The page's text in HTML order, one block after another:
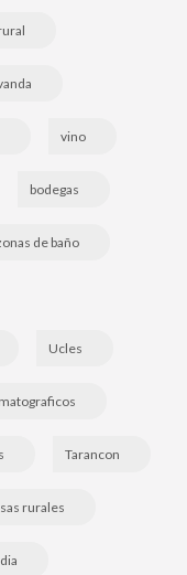
vino
bodegas
de baño
Ucles
Tarancon
rurales